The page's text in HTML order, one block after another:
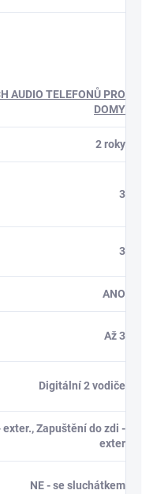
AUDIO TELEFONŮ PRO
DOMY
2 roky
3
3
ANO
Až 3
Digitální 2 vodiče
exter., Zapuštění do zdi -
exter
NE - se sluchátkem